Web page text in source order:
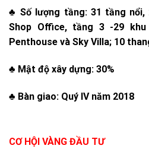
♣ Số lượng tầng: 31 tầng
Shop Office, tầng 3 -29
Penthouse và Sky Villa; 10
♣ Mật độ xây dựng: 30%
♣ Bàn giao: Quý IV năm 2018
CƠ HỘI VÀNG ĐẦU TƯ